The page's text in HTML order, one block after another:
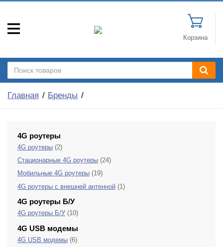
Корзина
Главная Бренды
4G роутеры
4G роутеры (2)
Стационарные 4G роутеры (24)
Мобильные 4G роутеры (19)
4G роутеры с внешней антенной (1)
4G роутеры Б/У
4G роутеры Б/У (10)
4G USB модемы
4G USB модемы (6)